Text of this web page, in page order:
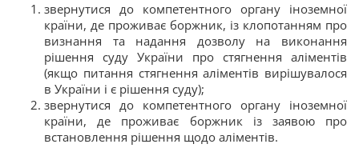
звернутися до компетентного органу іноземної
країни, де проживає боржник, із клопотанням про
визнання та надання дозволу на виконання
рішення суду України про стягнення аліментів
(якщо питання стягнення аліментів вирішувалося
в України і є рішення суду);
звернутися до компетентного органу іноземної
країни, де проживає боржник із заявою про
встановлення рішення щодо аліментів.